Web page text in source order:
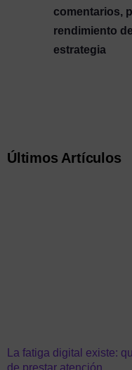
comentarios,
rendimiento
estrategia
Últimos Artículos
La fatiga digital existe:
de prestar atención